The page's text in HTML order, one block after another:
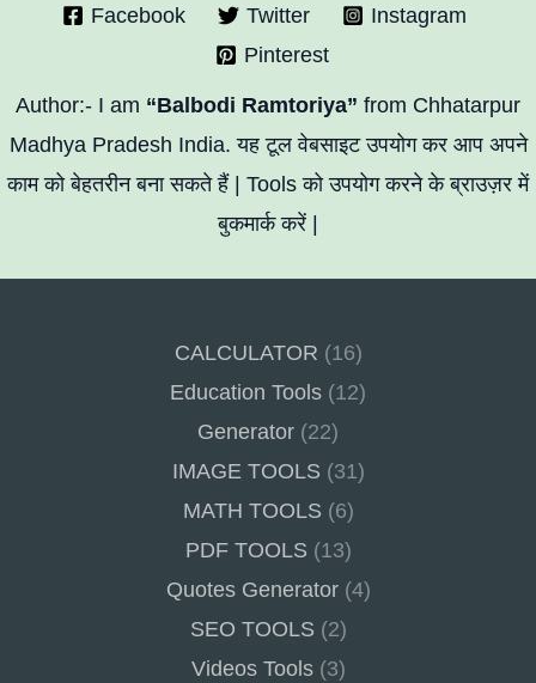
Facebook Twitter
Instagram
Pinterest
Author:- I am “Balbodi Ramtoriya” from Chhatarpur
Madhya Pradesh India. यह टूल वेबसाइट उपयोग कर आप अपने
काम को बेहतरीन बना सकते हैं | Tools को उपयोग करने के ब्राउज़र में
बुकमार्क करें |
CALCULATOR (16)
Education Tools (12)
Generator (22)
IMAGE TOOLS (31)
MATH TOOLS (6)
PDF TOOLS (13)
Quotes Generator(4)
SEO TOOLS (2)
Videos Tools(3)